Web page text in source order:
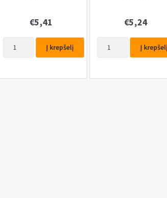
€5,41
kerpančios
Į krepšelį
€5,24
kerpančios
Į krepšelį